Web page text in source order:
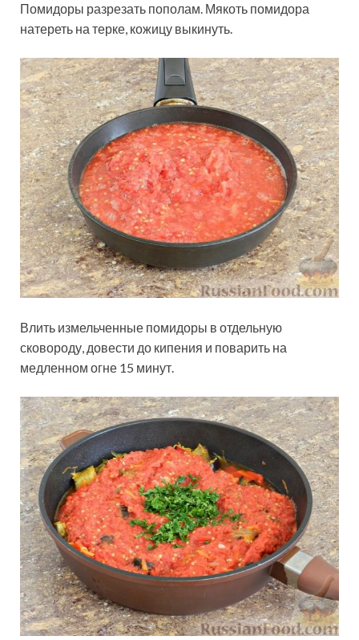
Помидоры разрезать пополам. Мякоть помидора
натереть на терке, кожицу выкинуть.
Влить измельченные помидоры в отдельную
сковороду, довести до кипения и поварить на
медленном огне 15 минут.